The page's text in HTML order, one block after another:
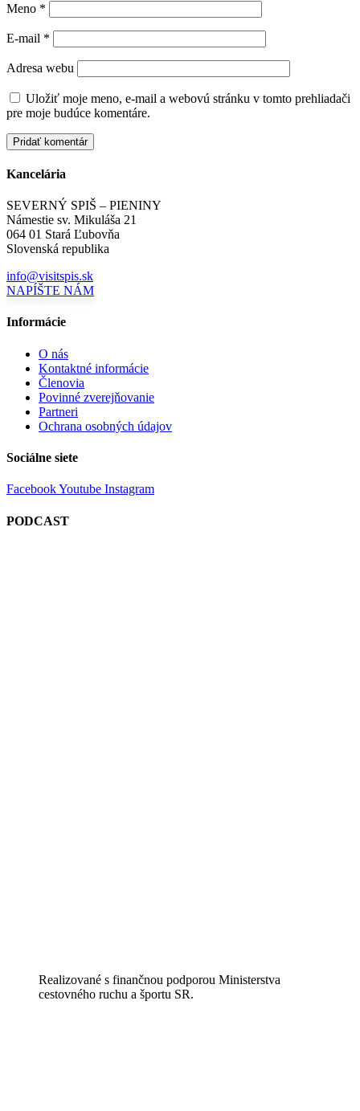
Meno *
E-mail *
Adresa webu
Uložiť moje meno, e-mail a webovú stránku v tomto prehliadači
pre moje budúce komentáre.
Kancelária
SEVERNÝ SPIŠ – PIENINY
Námestie sv. Mikuláša 21
064 01 Stará Ľubovňa
Slovenská republika
info@visitspis.sk
NAPÍŠTE NÁM
Informácie
O nás
Kontaktné informácie
Členovia
Povinné zverejňovanie
Partneri
Ochrana osobných údajov
Sociálne siete
FacebookYoutube Instagram
PODCAST
Realizované s finančnou podporou Ministerstva
cestovného ruchu a športu SR.